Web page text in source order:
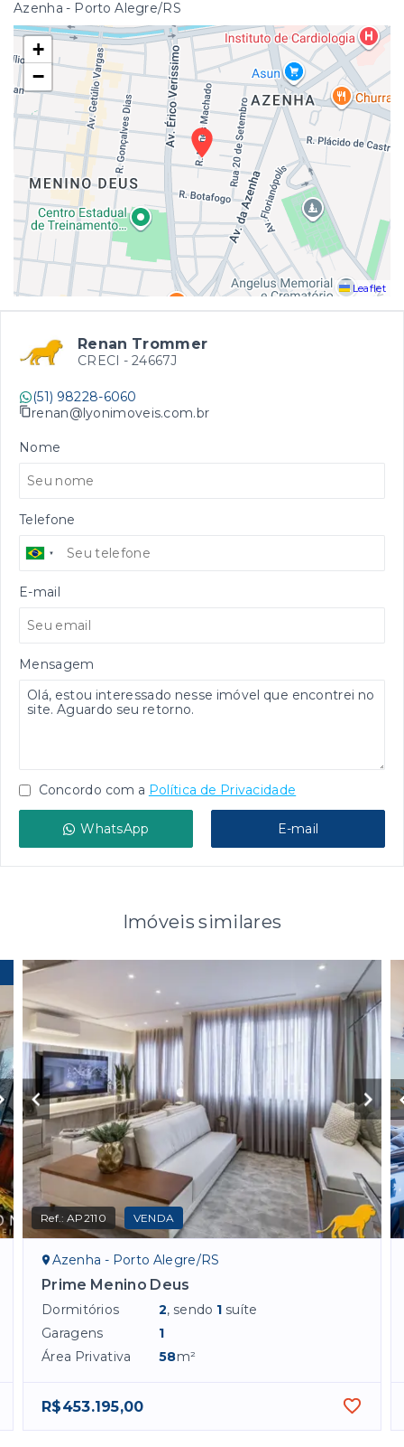
Azenha - Porto Alegre/RS
+
−
Leaflet
Renan Trommer
CRECI - 24667J
(51) 98228-6060
renan@lyonimoveis.com.br
Nome
Telefone
E-mail
Mensagem
Concordo com a Política de Privacidade
WhatsApp E-mail
Imóveis similares
Ref.:AP2110 VENDA
Azenha - Porto Alegre/RS
Prime Menino Deus
Dormitórios 2, sendo 1 suíte
Garagens
1
Área Privativa
58m²
R$453.195,00